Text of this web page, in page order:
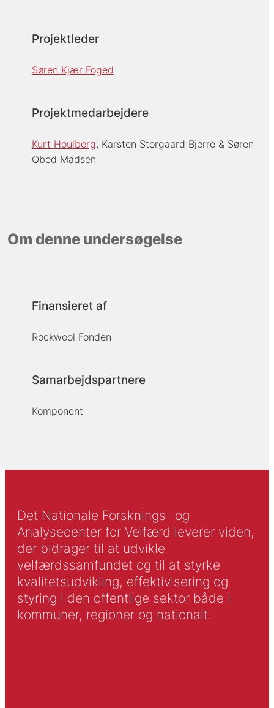
Projektleder
Søren Kjær Foged
Projektmedarbejdere
Kurt Houlberg Karsten Storgaard Bjerre
Søren
Obed Madsen
Om denne undersøgelse
Finansieret af
Rockwool Fonden
Samarbejdspartnere
Komponent
Det Nationale Forsknings- og
Analysecenter for Velfærd leverer viden,
der bidrager til at udvikle
velfærdssamfundet og til at styrke
kvalitetsudvikling, effektivisering og
styring i den offentlige sektor både i
kommuner, regioner og nationalt.